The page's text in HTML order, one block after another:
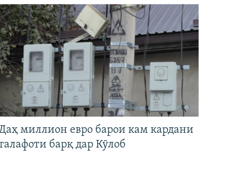
миллион евро барои кам кардани
барқ дар Кӯлоб